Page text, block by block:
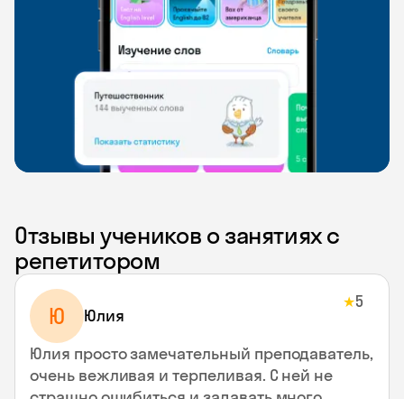
Отзывы учеников о занятиях с
репетитором
Ю Юлия
★5
Юлия просто замечательный преподаватель,
очень вежливая и терпеливая. С ней не